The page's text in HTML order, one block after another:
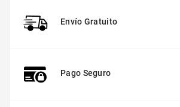
Envío Gratuito
Pago Seguro